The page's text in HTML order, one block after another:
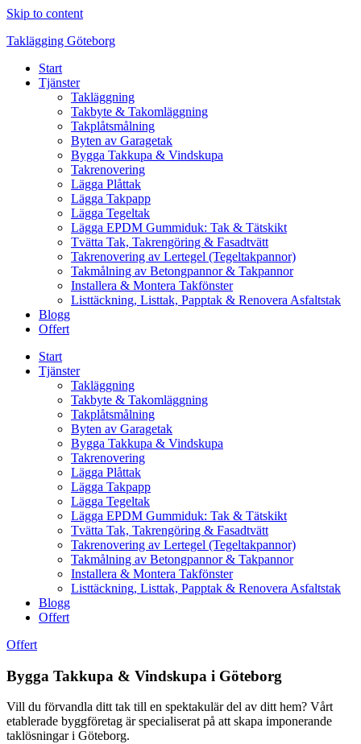
Skip to content
Taklägging Göteborg
Start
Tjänster
Takläggning
Takbyte & Takomläggning
Takplåtsmålning
Byten av Garagetak
Bygga Takkupa & Vindskupa
Takrenovering
Lägga Plåttak
Lägga Takpapp
Lägga Tegeltak
Lägga EPDM Gummiduk: Tak & Tätskikt
Tvätta Tak, Takrengöring & Fasadtvätt
Takrenovering av Lertegel (Tegeltakpannor)
Takmålning av Betongpannor & Takpannor
Installera & Montera Takfönster
Listtäckning, Listtak, Papptak & Renovera Asfaltstak
Blogg
Offert
Start
Tjänster
Takläggning
Takbyte & Takomläggning
Takplåtsmålning
Byten av Garagetak
Bygga Takkupa & Vindskupa
Takrenovering
Lägga Plåttak
Lägga Takpapp
Lägga Tegeltak
Lägga EPDM Gummiduk: Tak & Tätskikt
Tvätta Tak, Takrengöring & Fasadtvätt
Takrenovering av Lertegel (Tegeltakpannor)
Takmålning av Betongpannor & Takpannor
Installera & Montera Takfönster
Listtäckning, Listtak, Papptak & Renovera Asfaltstak
Blogg
Offert
Offert
Bygga Takkupa & Vindskupa i Göteborg
Vill du förvandla ditt tak till en spektakulär del av ditt hem? Vårt
etablerade byggföretag är specialiserat på att skapa imponerande
taklösningar i Göteborg.